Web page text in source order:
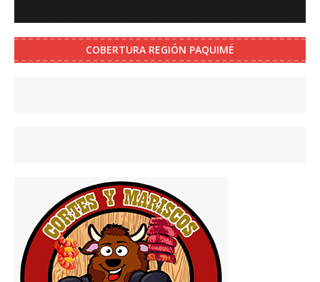
COBERTURA REGIÓN PAQUIMÉ